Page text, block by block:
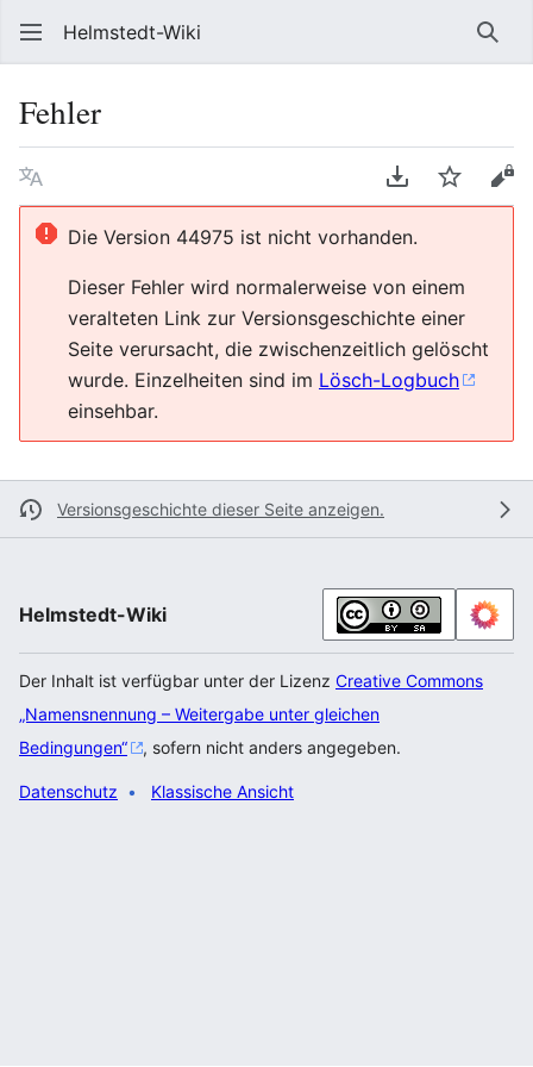
Helmstedt-Wiki
Fehler
Sprache PDF
Die Version 44975 ist nicht vorhanden.
Dieser Fehler wird normalerweise von einem
veralteten Link zur Versionsgeschichte einer
Seite verursacht, die zwischenzeitlich gelöscht
wurde. Einzelheiten sind im Lösch-Logbuch
einsehbar.
Versionsgeschichte dieser Seite anzeigen.
Helmstedt-Wiki
Der Inhalt ist verfügbar unter der Lizenz Creative Commons
„Namensnennung – Weitergabe unter gleichen
Bedingungen“
, sofern nicht anders angegeben.
Datenschutz Klassische Ansicht